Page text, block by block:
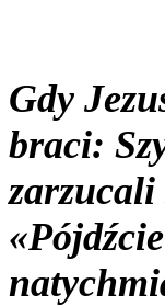
Gdy
braci: